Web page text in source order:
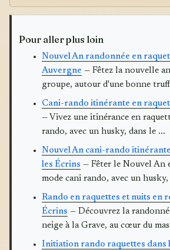
Pour aller plus loin
Nouvel An randonnée en
Auvergne — Fêtez la nouvelle
groupe, autour d'une bonne
Cani-rando itinérante en
— Vivez une itinérance en
rando, avec un husky, dans le ...
Nouvel An cani-rando
les Écrins — Fêter le Nouvel An
mode cani rando, avec un husky,
Rando en raquettes et nuits en
Écrins — Découvrez la
neige à la Grave, au cœur du
Initiation rando raquettes dans